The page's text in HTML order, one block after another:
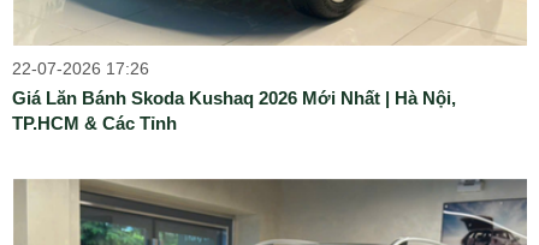
22-07-2026 17:26
Giá Lăn Bánh Skoda Kushaq 2026 Mới Nhất | Hà Nội,
TP.HCM & Các Tỉnh